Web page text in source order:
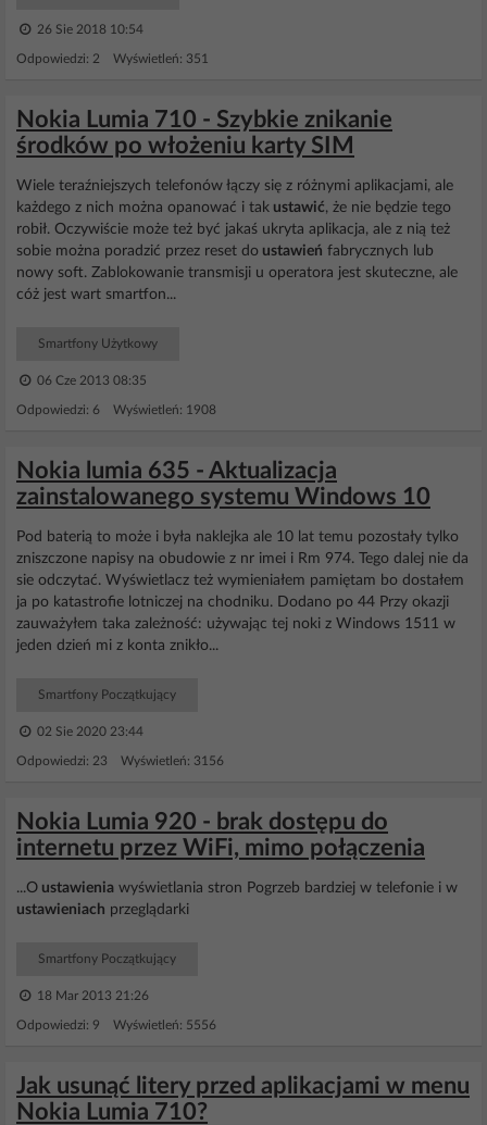
26 Sie 2018 10:54
Odpowiedzi: 2 Wyświetleń: 351
Nokia Lumia 710 - Szybkie znikanie
środków po włożeniu karty SIM
Wiele teraźniejszych telefonów łączy się z różnymi aplikacjami, ale
każdego z nich można opanować i tak ustawić, że nie będzie tego
robił. Oczywiście może też być jakaś ukryta aplikacja, ale z nią też
sobie można poradzić przez reset do ustawień fabrycznych lub
nowy soft. Zablokowanie transmisji u operatora jest skuteczne, ale
cóż jest wart smartfon...
Smartfony Użytkowy
06 Cze 2013 08:35
Odpowiedzi: 6 Wyświetleń: 1908
Nokia lumia 635 - Aktualizacja
zainstalowanego systemu Windows 10
Pod baterią to może i była naklejka ale 10 lat temu pozostały tylko
zniszczone napisy na obudowie z nr imei i Rm 974. Tego dalej nie da
sie odczytać. Wyświetlacz też wymieniałem pamiętam bo dostałem
ja po katastrofie lotniczej na chodniku. Dodano po 44 Przy okazji
zauważyłem taka zależność: używając tej noki z Windows 1511 w
jeden dzień mi z konta znikło...
Smartfony Początkujący
02 Sie 2020 23:44
Odpowiedzi: 23 Wyświetleń: 3156
Nokia Lumia 920 - brak dostępu do
internetu przez WiFi, mimo połączenia
...O ustawienia wyświetlania stron Pogrzeb bardziej w telefonie i w
ustawieniach przeglądarki
Smartfony Początkujący
18 Mar 2013 21:26
Odpowiedzi: 9 Wyświetleń: 5556
Jak usunąć litery przed aplikacjami w menu
Nokia Lumia 710?